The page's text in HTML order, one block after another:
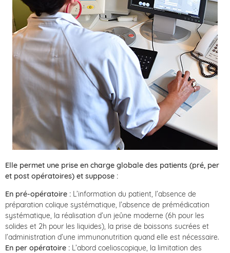
Elle permet une prise en charge globale des patients (pré, per
et post opératoires) et suppose :
En pré-opératoire : L’information du patient, l’absence de
préparation colique systématique, l’absence de prémédication
systématique, la réalisation d’un jeûne moderne (6h pour les
solides et 2h pour les liquides), la prise de boissons sucrées et
l’administration d’une immunonutrition quand elle est nécessaire.
En per opératoire : L’abord coelioscopique, la limitation des